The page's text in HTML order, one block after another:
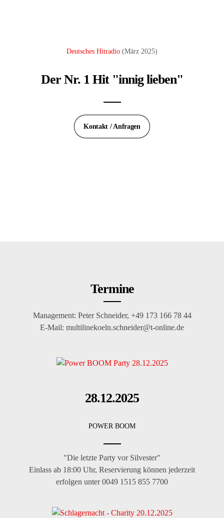
Deutsches Hitradio (März 2025)
Der Nr. 1 Hit "innig lieben"
Kontakt / Anfragen
Termine
Management: Peter Schneider, +49 173 166 78 44
E-Mail: multilinekoeln.schneider@t-online.de
28.12.2025
POWER BOOM
"Die letzte Party vor Silvester"
Einlass ab 18:00 Uhr, Reservierung können jederzeit
erfolgen unter 0049 1515 855 7700